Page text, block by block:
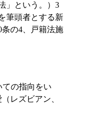
」という。）3
筆頭者とする新
の4、戸籍法施
ての指向をい
レズビアン、